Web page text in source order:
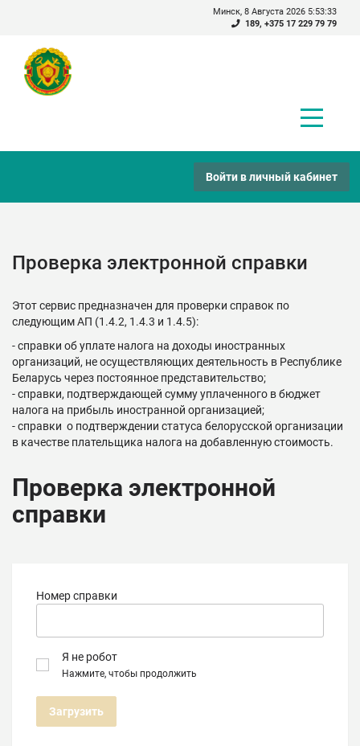
Минск, 8 Августа 2026 5:53:33
189, +375 17 229 79 79
Войти в личный кабинет
Проверка электронной справки
Этот сервис предназначен для проверки справок по
следующим АП (1.4.2, 1.4.3 и 1.4.5):
- справки об уплате налога на доходы иностранных
организаций, не осуществляющих деятельность в Республике
Беларусь через постоянное представительство;
- справки, подтверждающей сумму уплаченного в бюджет
налога на прибыль иностранной организацией;
- справки о подтверждении статуса белорусской организации
в качестве плательщика налога на добавленную стоимость.
Проверка электронной
справки
Номер справки
Я не робот
Нажмите, чтобы продолжить
Загрузить